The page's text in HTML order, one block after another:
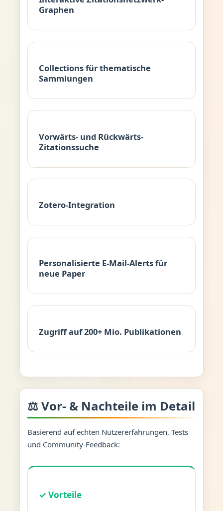
Graphen
Collections für thematische
Sammlungen
Vorwärts- und Rückwärts-
Zitationssuche
Zotero-Integration
Personalisierte E-Mail-Alerts für
neue Paper
Zugriff auf 200+ Mio. Publikationen
⚖️ Vor- & Nachteile im Detail
Basierend auf echten Nutzererfahrungen, Tests
und Community-Feedback:
✓ Vorteile